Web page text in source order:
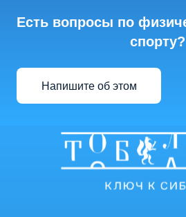
Есть вопросы по
спорту?
Напишите об этом